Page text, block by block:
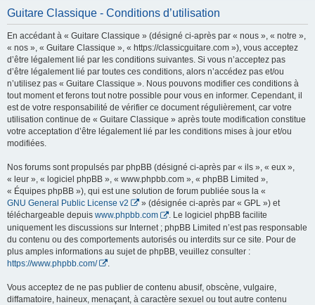
Guitare Classique - Conditions d’utilisation
En accédant à « Guitare Classique » (désigné ci-après par « nous », « notre »,
« nos », « Guitare Classique », « https://classicguitare.com »), vous acceptez
d’être légalement lié par les conditions suivantes. Si vous n’acceptez pas
d’être légalement lié par toutes ces conditions, alors n’accédez pas et/ou
n’utilisez pas « Guitare Classique ». Nous pouvons modifier ces conditions à
tout moment et ferons tout notre possible pour vous en informer. Cependant, il
est de votre responsabilité de vérifier ce document régulièrement, car votre
utilisation continue de « Guitare Classique » après toute modification constitue
votre acceptation d’être légalement lié par les conditions mises à jour et/ou
modifiées.
Nos forums sont propulsés par phpBB (désigné ci-après par « ils », « eux »,
« leur », « logiciel phpBB », « www.phpbb.com », « phpBB Limited »,
« Équipes phpBB »), qui est une solution de forum publiée sous la «
GNU General Public License v2
» (désignée ci-après par « GPL ») et
téléchargeable depuis www.phpbb.com
. Le logiciel phpBB facilite
uniquement les discussions sur Internet ; phpBB Limited n’est pas responsable
du contenu ou des comportements autorisés ou interdits sur ce site. Pour de
plus amples informations au sujet de phpBB, veuillez consulter :
https://www.phpbb.com/
Vous acceptez de ne pas publier de contenu abusif, obscène, vulgaire,
diffamatoire, haineux, menaçant, à caractère sexuel ou tout autre contenu